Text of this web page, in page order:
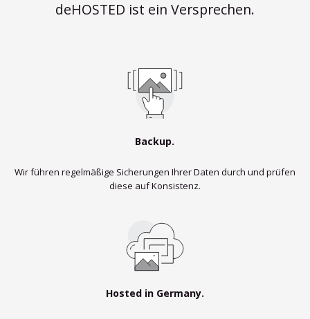
deHOSTED ist ein Versprechen.
Backup.
Wir führen regelmäßige Sicherungen Ihrer Daten durch und prüfen
diese auf Konsistenz.
Hosted in Germany.